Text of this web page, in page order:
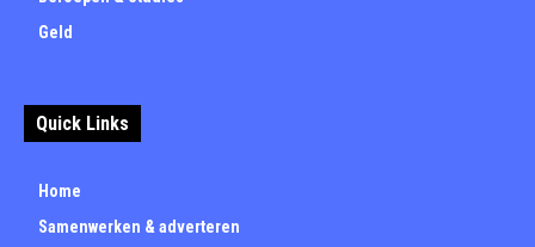
Geld
Quick Links
Home
Samenwerken & adverteren